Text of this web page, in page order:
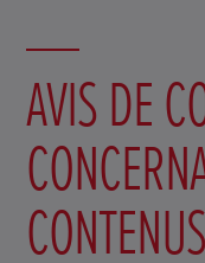
AVIS DE